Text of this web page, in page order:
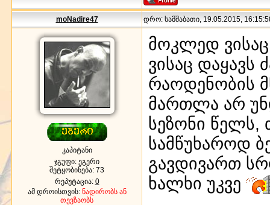
moNadire47 დრო: სამშაბათი, 19.05.2015,
კაპიტანი
ჯგუფი: ეგერი
შეტყობინება: 73
რეპუტაცია: 0
ამ დროისთვის: ნადირობს ან
თევზაობს
მოკლედ
ვისაც
რაოდენობის
მართლა არ
სეზონი წელს,
სამწუხაროდ
გავდივართ
ხალხი უკვე